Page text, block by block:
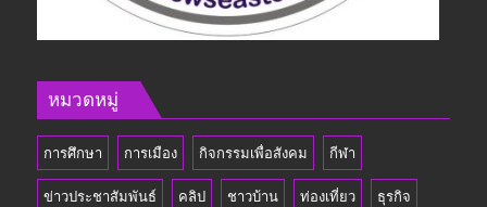
หมวดหมู่
การศึกษา การเมือง กิจกรรมเพื่อสังคม กีฬา
ข่าวประชาสัมพันธ์ คลิป ชาวบ้าน ท่องเที่ยว ธุรกิจ